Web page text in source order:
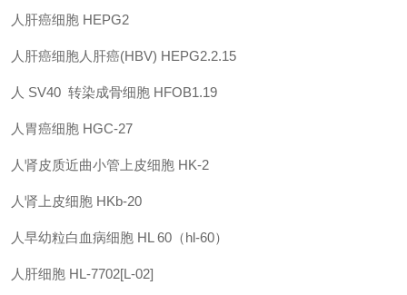
人肝癌细胞 HEPG2
人肝癌细胞人肝癌(HBV) HEPG2.2.15
人 SV40 转染成骨细胞 HFOB1.19
人胃癌细胞 HGC-27
人肾皮质近曲小管上皮细胞 HK-2
人肾上皮细胞 HKb-20
人早幼粒白血病细胞 HL 60（hl-60）
人肝细胞 HL-7702[L-02]